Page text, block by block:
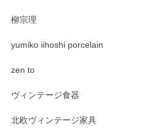
柳宗理
yumiko iihoshi porcelain
zen to
ヴィンテージ食器
北欧ヴィンテージ家具